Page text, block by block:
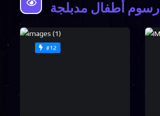
رسوم أطفال مدبلجة
#12